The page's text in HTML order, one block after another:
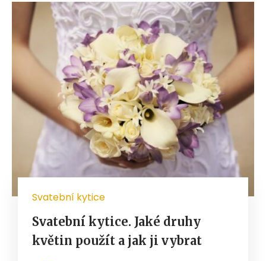
Svatební kytice
Svatební kytice. Jaké druhy
květin použít a jak ji vybrat